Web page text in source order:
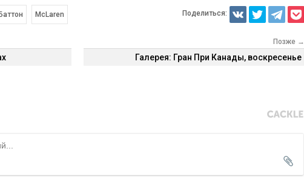
McLaren Поделиться:
Позже →
Галерея: Гран При Канады, воскресенье